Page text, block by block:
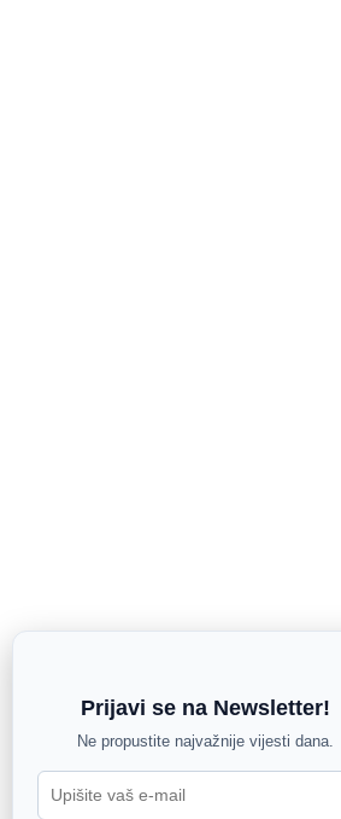
Prijavi se na Newsletter!
Ne propustite najvažnije vijesti dana.